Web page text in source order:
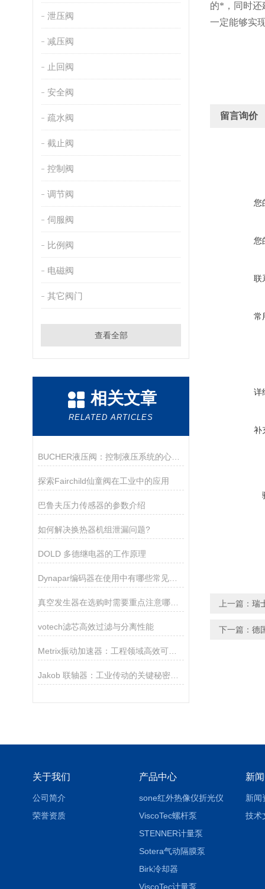
泄压阀
减压阀
止回阀
安全阀
疏水阀
截止阀
控制阀
调节阀
伺服阀
比例阀
电磁阀
其它阀门
查看全部
相关文章
RELATED ARTICLES
BUCHER液压阀：控制液压系统的心脏！
探索Fairchild仙童阀在工业中的应用
巴鲁夫压力传感器的参数介绍
如何解决换热器机组泄漏问题?
DOLD 多德继电器的工作原理
Dynapar编码器在使用中有哪些常见的故障？
真空发生器在选购时需要重点注意哪些方面？
votech滤芯高效过滤与分离性能
Metrix振动加速器：工程领域高效可靠的振动试验设备
Jakob 联轴器：工业传动的关键秘密是什么？
的*，同时还
一定能够实
留言询价
您
您
联
常
详
补
上一篇： 瑞
下一篇： 德
关于我们
公司简介
荣誉资质
产品中心
sone红外热像仪折光仪
ViscoTec螺杆泵
STENNER计量泵
Sotera气动隔膜泵
Birk冷却器
ViscoTec计量泵
新
新闻
技术